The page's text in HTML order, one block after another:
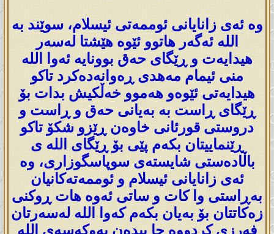
وە ئەی زانایانی ئوممەتی ئیسلام، سوێند بە
اللە ئەگەر ھاتوو ئێوە ھێشتا لەسەر
ھیدایەت و ڕێگای حەق بوونایە ئەوا اللە
منی ئیمام مەھدی ڕەوانەدەکرد تاکو
ھیدایەتی ئێوەو ھەموو خەڵکیش بدات بۆ
ڕێگای ڕاست بە بەیانی حەق و ڕاست و
دروستی قورئانی خاوەن ڕێزو شکۆ تاکو
ڕێنماییتان بکەم پێی بۆ ڕێگای اللە ی
باڵادەستی شایستەی سوپاسگوزاری، وە
ئەی زانایانی ئیسلام و ئوممەتەکانیان
بەڕاستی وا کات و ساتی ئەوە ھات ڕوکنی
زەکاتتان بۆ بەیان بکەم کەوا اللە لەسەرتان
فەرزی کردووە جا بیدەن بەوکەسه‌ی اللە